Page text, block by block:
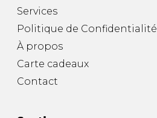
Services
Politique de Confidentialité
À propos
Carte cadeaux
Contact